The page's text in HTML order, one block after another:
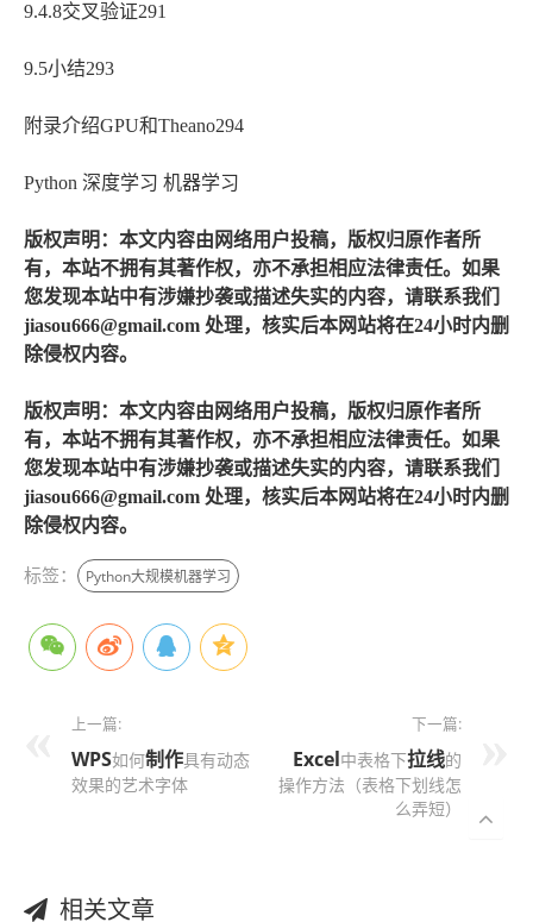
9.4.8交叉验证291
9.5小结293
附录介绍GPU和Theano294
Python 深度学习 机器学习
版权声明：本文内容由网络用户投稿，版权归原作者所
有，本站不拥有其著作权，亦不承担相应法律责任。如果
您发现本站中有涉嫌抄袭或描述失实的内容，请联系我们
jiasou666@gmail.com 处理，核实后本网站将在24小时内删
除侵权内容。
版权声明：本文内容由网络用户投稿，版权归原作者所
有，本站不拥有其著作权，亦不承担相应法律责任。如果
您发现本站中有涉嫌抄袭或描述失实的内容，请联系我们
jiasou666@gmail.com 处理，核实后本网站将在24小时内删
除侵权内容。
标签： Python大规模机器学习
上一篇:
WPS如何制作具有动态
效果的艺术字体
下一篇:
Excel中表格下拉线的
操作方法（表格下划线怎
么弄短）
相关文章